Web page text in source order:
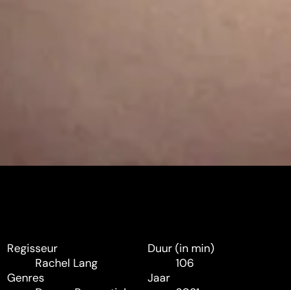
Regisseur
Rachel Lang
Genres
Duur (in min)
106
Jaar